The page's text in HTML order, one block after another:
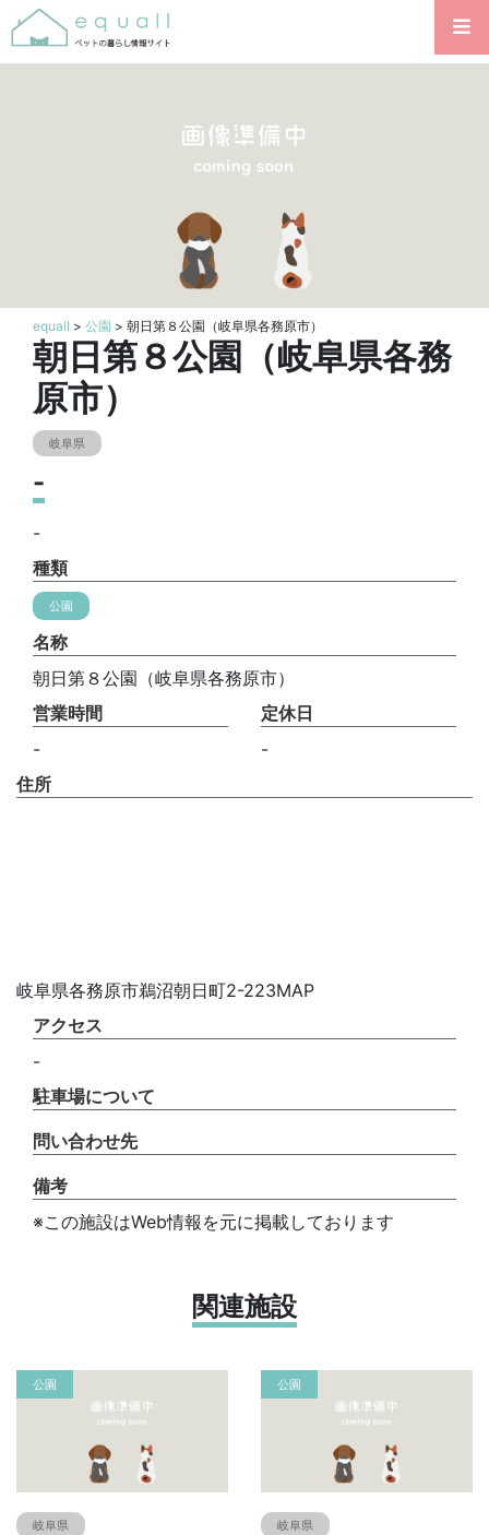
equall > 公園 > 朝日第８公園（岐阜県各務原市）
朝日第８公園（岐阜県各務
原市）
岐阜県
-
-
種類
公園
名称
朝日第８公園（岐阜県各務原市）
営業時間
-
定休日
-
住所
岐阜県各務原市鵜沼朝日町2-223MAP
アクセス
-
駐車場について
問い合わせ先
備考
※この施設はWeb情報を元に掲載しております
関連施設
公園
岐阜県
公園
岐阜県